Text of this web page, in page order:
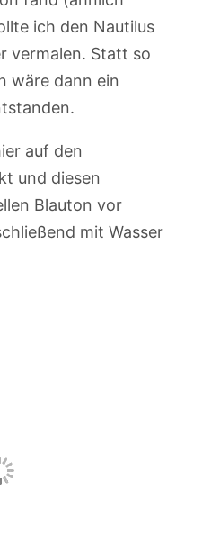
ich den Nautilus
vermalen. Statt so
wäre dann ein
auf den
und diesen
Blauton vor
mit Wasser